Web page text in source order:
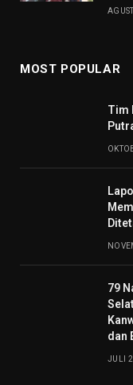
MOST POPULAR
Tim
79
dan
JULI